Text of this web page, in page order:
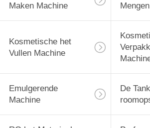
Maken Machine
Kosmetische het
Vullen Machine
Emulgerende
Machine
De